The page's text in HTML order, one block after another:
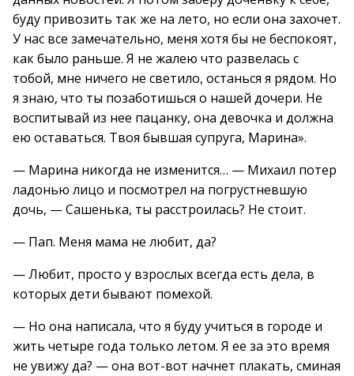
буду привозить так же на лето, но если она захочет.
У нас все замечательно, меня хотя бы не беспокоят,
как было раньше. Я не жалею что развелась с
тобой, мне ничего не светило, останься я рядом. Но
я знаю, что ты позаботишься о нашей дочери. Не
воспитывай из нее пацанку, она девочка и должна
ею оставаться. Твоя бывшая супруга, Марина».
— Марина никогда не изменится… — Михаил потер
ладонью лицо и посмотрел на погрустневшую
дочь, — Сашенька, ты расстроилась? Не стоит.
— Пап. Меня мама не любит, да?
— Любит, просто у взрослых всегда есть дела, в
которых дети бывают помехой.
— Но она написала, что я буду учиться в городе и
жить четыре года только летом. Я ее за это время
не увижу да? — она вот-вот начнет плакать, сминая